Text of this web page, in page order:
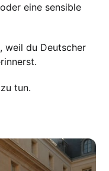
eine sensible
weil du Deutscher
tun.